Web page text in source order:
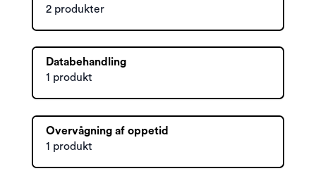
2 produkter
Databehandling
1 produkt
Overvågning af oppetid
1 produkt